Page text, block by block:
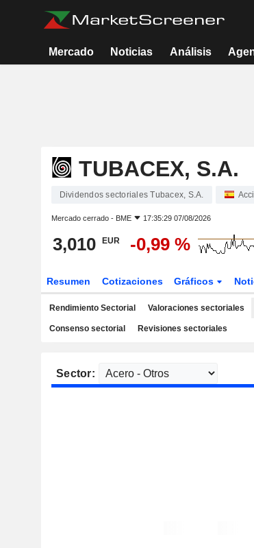
Mercado Noticias Análisis
TUBACEX, S.A.
Dividendos sectoriales Tubacex, S.A.
Mercado cerrado - BME 17:35:29 07/08/2026
3,010 EUR -0,99 %
Resumen Cotizaciones Gráficos
Rendimiento Sectorial Valoraciones sectoriales
Consenso sectorial Revisiones sectoriales
Sector: